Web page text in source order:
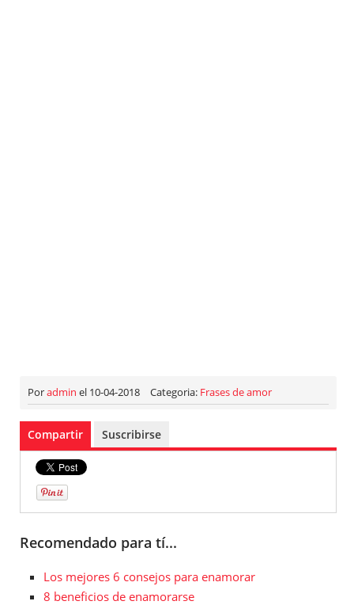
Poradmin el 10-04-2018 Categoria: Frases de amor
Compartir Suscribirse
Recomendado para tí...
Los mejores 6 consejos para enamorar
8 beneficios de enamorarse